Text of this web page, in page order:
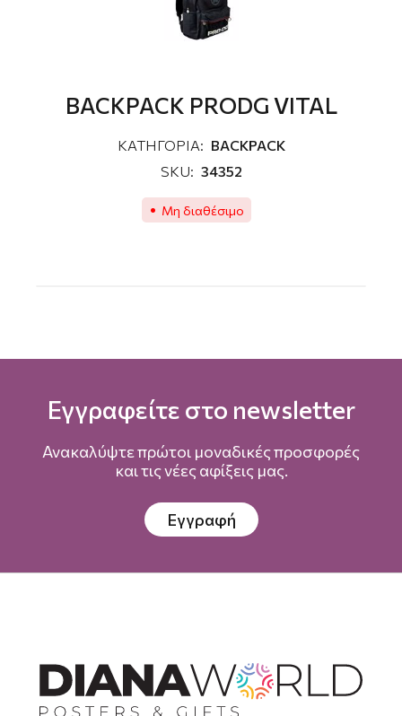
BACKPACK PRODG VITAL
ΚΑΤΗΓΟΡΙΑ: BACKPACK
SKU: 34352
Μη διαθέσιμο
Εγγραφείτε στο newsletter
Ανακαλύψτε πρώτοι μοναδικές προσφορές
και τις νέες αφίξεις μας.
Εγγραφή